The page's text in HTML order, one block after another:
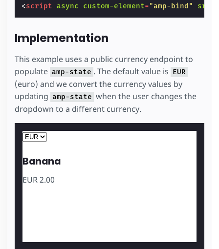
<script async custom-element="amp-bind" src
Implementation
This example uses a public currency endpoint to
populate amp-state . The default value is EUR
(euro) and we convert the currency values by
updating amp-state when the user changes the
dropdown to a different currency.
Banana
EUR2.00